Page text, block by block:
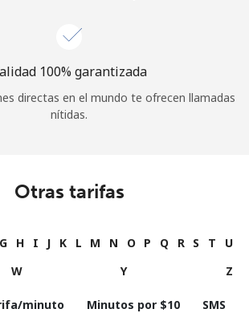
100% garantizada
directas en el mundo te ofrecen llamadas
nítidas.
Otras tarifas
G H I J K L M N O P Q R S T
U
W Y Z
minuto Minutos por ⁦$10⁩ SMS